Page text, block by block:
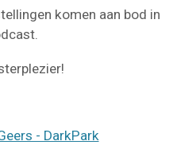
komen aan bod in
- DarkPark